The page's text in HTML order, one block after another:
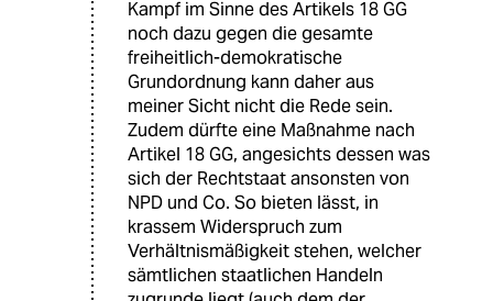
Kampf im Sinne des Artikels 18 GG
noch dazu gegen die gesamte
freiheitlich-demokratische
Grundordnung kann daher aus
meiner Sicht nicht die Rede sein.
Zudem dürfte eine Maßnahme nach
Artikel 18 GG, angesichts dessen was
sich der Rechtstaat ansonsten von
NPD und Co. So bieten lässt, in
krassem Widerspruch zum
Verhältnismäßigkeit stehen, welcher
sämtlichen staatlichen Handeln